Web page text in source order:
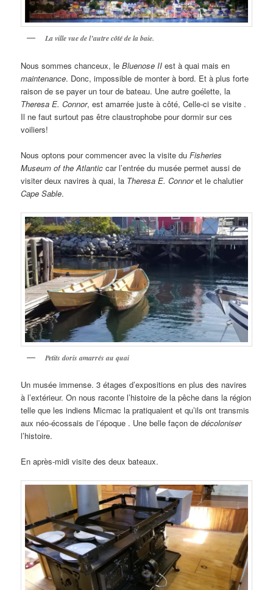
La ville vue de l’autre côté de la baie.
Nous sommes chanceux, leBluenose II est à quai mais en
maintenance. Donc, impossible de monter à bord. Et à plus forte
raison de se payer un tour de bateau. Une autre goélette, la
Theresa E. Connor, est amarrée juste à côté, Celle-ci se visite .
Il ne faut surtout pas être claustrophobe pour dormir sur ces
voiliers!
Nous optons pour commencer avec la visite duFisheries
Museum of the Atlantic car l’entrée du musée permet aussi de
visiter deux navires à quai, la Theresa E. Connoret le chalutier
Cape Sable.
Petits doris amarrés au quai
Un musée immense. 3 étages d’expositions en plus des navires
à l’extérieur. On nous raconte l’histoire de la pêche dans la région
telle que les indiens Micmac la pratiquaient et qu’ils ont transmis
aux néo-écossais de l’époque . Une belle façon dedécoloniser
l’histoire.
En après-midi visite des deux bateaux.